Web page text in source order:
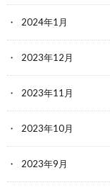
2024年1月
2023年12月
2023年11月
2023年10月
2023年9月